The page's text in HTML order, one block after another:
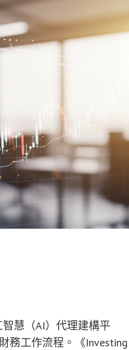
慧（AI）代理建構平
務工作流程。《Investing